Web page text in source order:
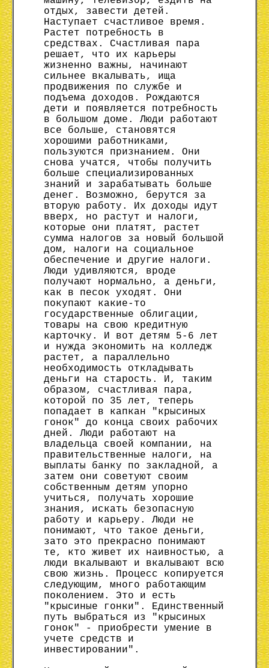
отдых, завести детей.
Наступает счастливое время.
Растет потребность в
средствах. Счастливая пара
решает, что их карьеры
жизненно важны, начинают
сильнее вкалывать, ища
продвижения по службе и
подъема доходов. Рождаются
дети и появляется потребность
в большом доме. Люди работают
все больше, становятся
хорошими работниками,
пользуются признанием. Они
снова учатся, чтобы получить
больше специализированных
знаний и зарабатывать больше
денег. Возможно, берутся за
вторую работу. Их доходы идут
вверх, но растут и налоги,
которые они платят, растет
сумма налогов за новый большой
дом, налоги на социальное
обеспечение и другие налоги.
Люди удивляются, вроде
получают нормально, а деньги,
как в песок уходят. Они
покупают какие-то
государственные облигации,
товары на свою кредитную
карточку. И вот детям 5-6 лет
и нужда экономить на колледж
растет, а параллельно
необходимость откладывать
деньги на старость. И, таким
образом, счастливая пара,
которой по 35 лет, теперь
попадает в капкан "крысиных
гонок" до конца своих рабочих
дней. Люди работают на
владельца своей компании, на
правительственные налоги, на
выплаты банку по закладной, а
затем они советуют своим
собственным детям упорно
учиться, получать хорошие
знания, искать безопасную
работу и карьеру. Люди не
понимают, что такое деньги,
зато это прекрасно понимают
те, кто живет их наивностью, а
люди вкалывают и вкалывают всю
свою жизнь. Процесс копируется
следующим, много работающим
поколением. Это и есть
"крысиные гонки". Единственный
путь выбраться из "крысиных
гонок" - приобрести умение в
учете средств и
инвестировании".